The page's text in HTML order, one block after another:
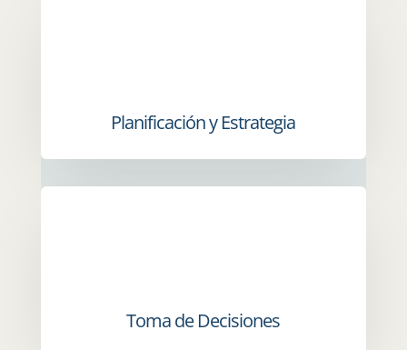
Planificación y Estrategia
Toma de Decisiones